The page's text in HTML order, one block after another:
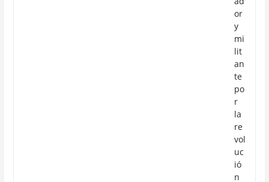
or
y
mi
lit
an
te
po
r
la
re
vol
uc
ió
n